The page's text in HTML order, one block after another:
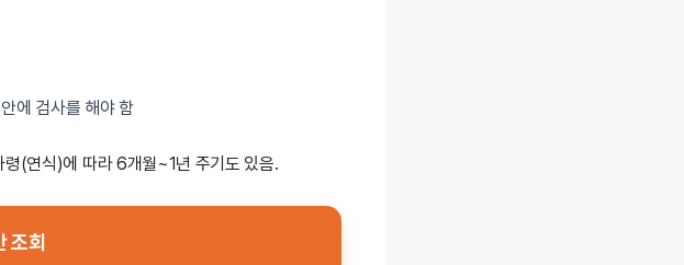
에 검사를 해야 함
령(연식)에 따라 6개월~1년 주기도 있음.
조회